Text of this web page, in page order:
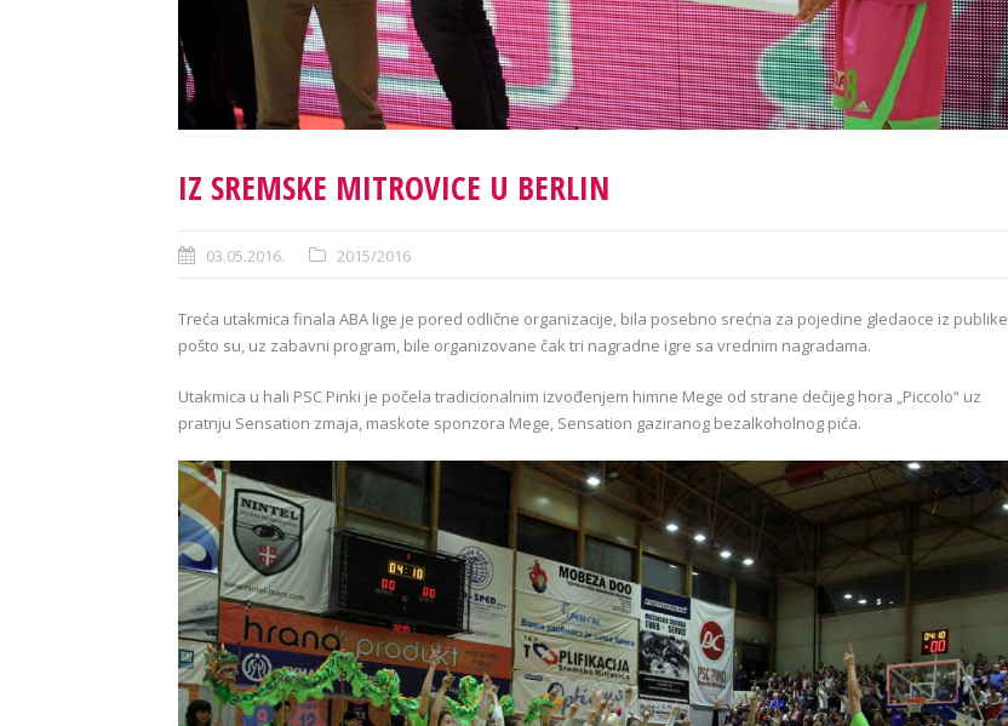
IZ SREMSKE MITROVICE U BERLIN
03.05.2016. 2015/2016
Treća utakmica finala ABA lige je pored odlične organizacije, bila posebno srećna za pojedine gledaoce iz publike
pošto su, uz zabavni program, bile organizovane čak tri nagradne igre sa vrednim nagradama.
Utakmica u hali PSC Pinki je počela tradicionalnim izvođenjem himne Mege od strane dečijeg hora „Piccolo“ uz
pratnju Sensation zmaja, maskote sponzora Mege, Sensation gaziranog bezalkoholnog pića.